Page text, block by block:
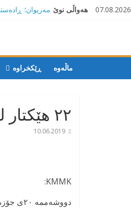
Skip
07.08.2026 هەواڵی نوێ مەریوان؛
سیاسی کورد
سەقز؛
هێزە
هەورامان
مەریوان و
هاوڵاتی لە کاتی
ماڵه‌وه‌ ڕێکخراوە
۲۲ هێکتار لە مەزراکانی سەرپێڵ زەهاو لە ئاگردا سووتا
10.06.2019
KMMK:
دووشەممە ۲۰ی جۆزەردانی ۲۷۱۹ی کوردی، لە